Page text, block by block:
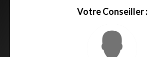
Votre Conseiller :